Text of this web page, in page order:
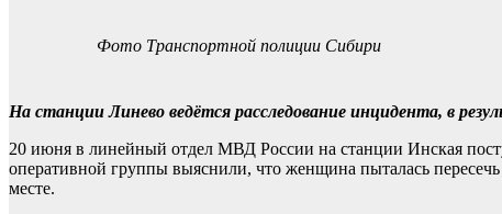
Фото Транспортной полиции Сибири
На станции Линево ведётся расследование инцидента, в
20 июня в линейный отдел МВД России на станции Инская
оперативной группы выяснили, что женщина пыталась
месте.